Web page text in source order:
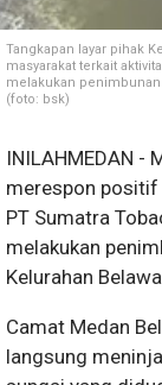
Tangkapan layar pihak
masyarakat terkait
melakukan
(foto: bsk)
INILAHMEDAN -
merespon
PT Sumatra
melakukan
Kelurahan
Camat Medan
langsung